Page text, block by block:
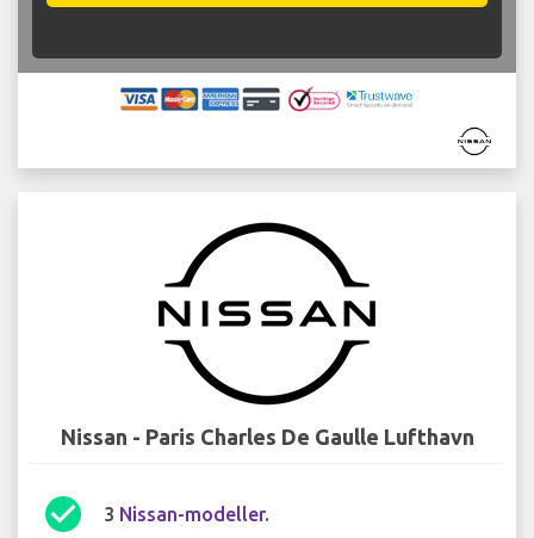
Nissan - Paris Charles De Gaulle Lufthavn
check_circle 3 Nissan-modeller.